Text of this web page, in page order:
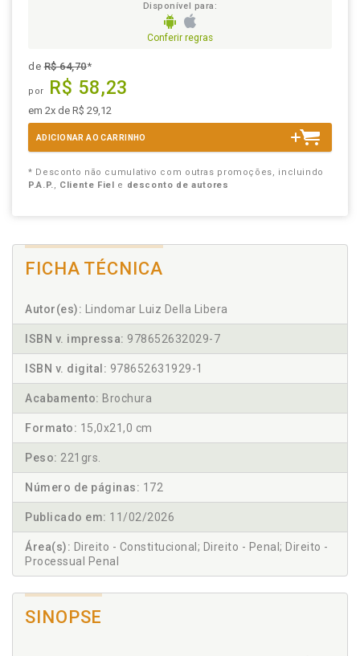
Disponível para:
Conferir regras
deR$ 64,70*
por R$ 58,23
em 2x de R$ 29,12
ADICIONAR AO CARRINHO
* Desconto não cumulativo com outras promoções, incluindo
P.A.P., Cliente Fiel e desconto de autores
FICHA TÉCNICA
Autor(es): Lindomar Luiz Della Libera
ISBN v. impressa: 978652632029-7
ISBN v. digital: 978652631929-1
Acabamento: Brochura
Formato: 15,0x21,0 cm
Peso: 221grs.
Número de páginas: 172
Publicado em: 11/02/2026
Área(s): Direito - Constitucional; Direito - Penal; Direito -
Processual Penal
SINOPSE